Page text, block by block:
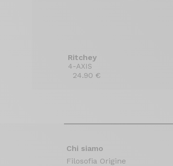
Ritchey
4-AXIS
24.90 €
Chi siamo
Filosofia Origine